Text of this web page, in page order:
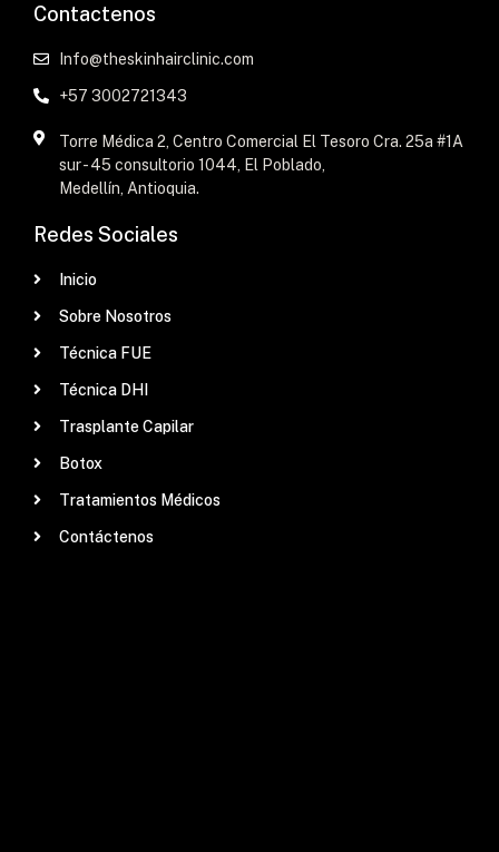
Contactenos
Info@theskinhairclinic.com
+57 3002721343
Torre Médica 2, Centro Comercial El Tesoro Cra. 25a #1A
sur - 45 consultorio 1044, El Poblado,
Medellín, Antioquia.
Redes Sociales
Inicio
Sobre Nosotros
Técnica FUE
Técnica DHI
Trasplante Capilar
Botox
Tratamientos Médicos
Contáctenos